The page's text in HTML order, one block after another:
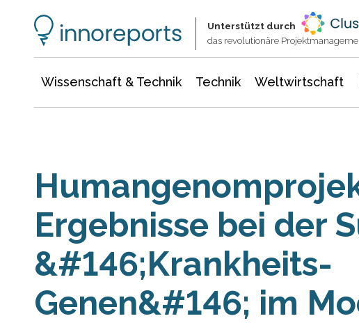
Unterstützt durch
das revolutionäre
Wissenschaft & Technik Technik Weltwirtschaft
Ergebnisse bei der
&#146;Krankheits-
Genen&#146; im